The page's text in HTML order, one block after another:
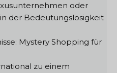
oder
der Bedeutungslosigkeit
Mystery Shopping für
zu einem